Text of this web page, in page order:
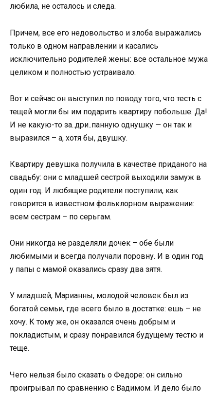
любила, не осталось и следа.
Причем, все его недовольство и злоба выражались
только в одном направлении и касались
исключительно родителей жены: все остальное мужа
целиком и полностью устраивало.
Вот и сейчас он выступил по поводу того, что тесть с
тещей могли бы им подарить квартиру побольше. Да!
И не какую-то за..дри..панную однушку — он так и
выразился – а, хотя бы, двушку.
Квартиру девушка получила в качестве приданого на
свадьбу: они с младшей сестрой выходили замуж в
один год. И любящие родители поступили, как
говорится в известном фольклорном выражении:
всем сестрам – по серьгам.
Они никогда не разделяли дочек – обе были
любимыми и всегда получали поровну. И в один год
у папы с мамой оказались сразу два зятя.
У младшей, Марианны, молодой человек был из
богатой семьи, где всего было в достатке: ешь – не
хочу. К тому же, он оказался очень добрым и
покладистым, и сразу понравился будущему тестю и
теще.
Чего нельзя было сказать о Федоре: он сильно
проигрывал по сравнению с Вадимом. И дело было